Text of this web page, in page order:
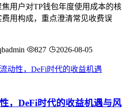
用户对TP钱包年度使用成本的核
用构成，重点澄清常见收费误
827 2026-08-05
，DeFi时代的收益机遇与风